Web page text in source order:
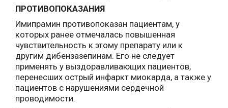
ПРОТИВОПОКАЗАНИЯ
Имипрамин противопоказан пациентам, у
которых ранее отмечалась повышенная
чувствительность к этому препарату или к
другим дибензазепинам. Его не следует
применять у выздоравливающих пациентов,
перенесших острый инфаркт миокарда, а также у
пациентов с нарушениями сердечной
проводимости.